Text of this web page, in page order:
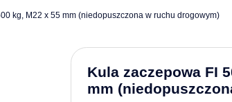
kg, M22 x 55 mm (niedopuszczona w ruchu drogowym)
Kula zaczepowa FI
mm